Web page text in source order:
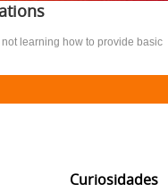
learning how to provide basic
Curiosidades